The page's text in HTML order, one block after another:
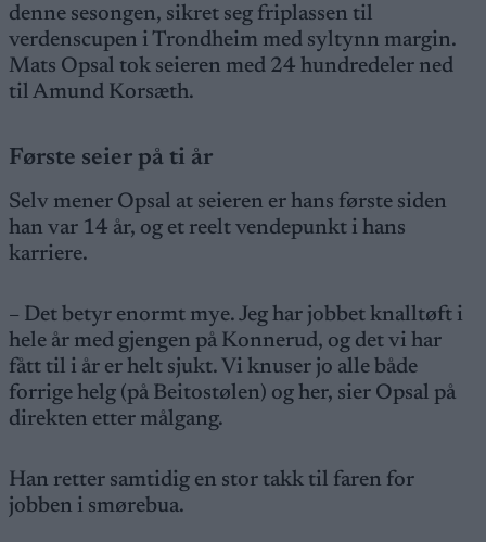
denne sesongen, sikret seg friplassen til
verdenscupen i Trondheim med syltynn margin.
Mats Opsal tok seieren med 24 hundredeler ned
til Amund Korsæth.
Første seier på ti år
Selv mener Opsal at seieren er hans første siden
han var 14 år, og et reelt vendepunkt i hans
karriere.
– Det betyr enormt mye. Jeg har jobbet knalltøft i
hele år med gjengen på Konnerud, og det vi har
fått til i år er helt sjukt. Vi knuser jo alle både
forrige helg (på Beitostølen) og her, sier Opsal på
direkten etter målgang.
Han retter samtidig en stor takk til faren for
jobben i smørebua.